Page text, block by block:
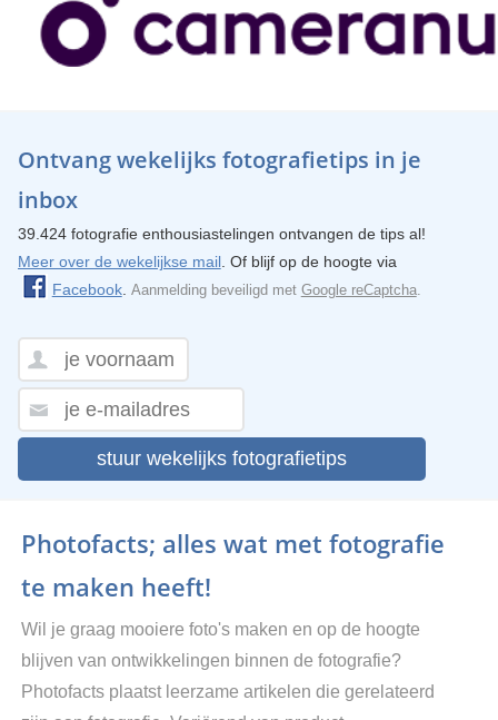
Ontvang wekelijks fotografietips in je
inbox
39.424 fotografie enthousiastelingen ontvangen de tips al!
Meer over de wekelijkse mail. Of blijf op de hoogte via
Facebook. Aanmelding beveiligd met Google reCaptcha.
stuur wekelijks fotografietips
Photofacts; alles wat met fotografie
te maken heeft!
Wil je graag mooiere foto's maken en op de hoogte
blijven van ontwikkelingen binnen de fotografie?
Photofacts plaatst leerzame artikelen die gerelateerd